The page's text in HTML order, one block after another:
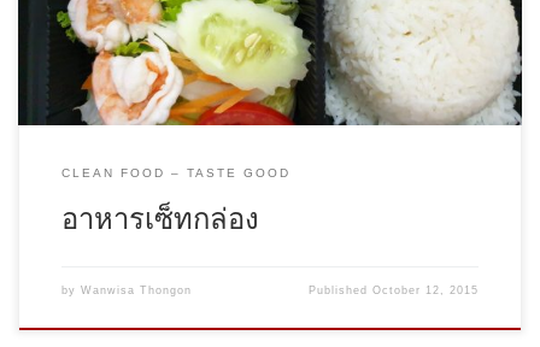
CLEAN FOOD – TASTE GOOD
อาหารเซ็ทกล่อง
by Wanwisa Thongon PublishedOctober 12, 2015